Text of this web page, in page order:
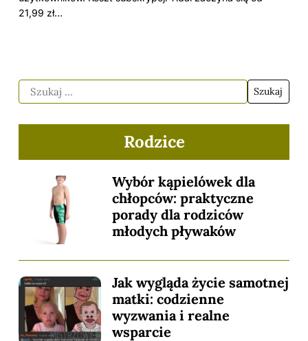
21,99 zł…
Rodzice
Wybór kąpielówek dla
chłopców: praktyczne
porady dla rodziców
młodych pływaków
Jak wygląda życie samotnej
matki: codzienne
wyzwania i realne
wsparcie